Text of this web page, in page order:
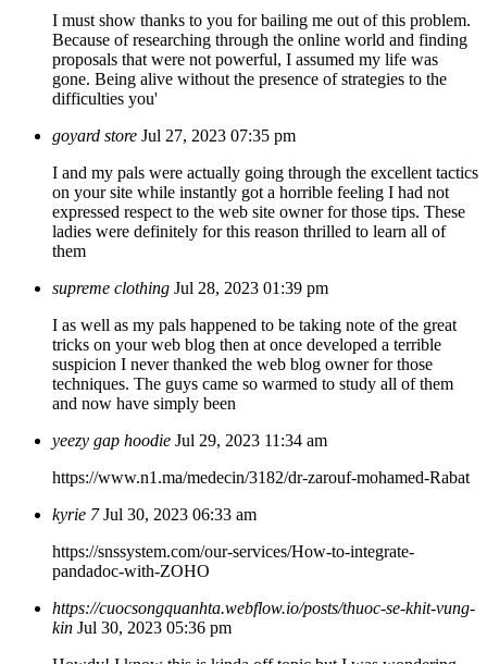
I must show thanks to you for bailing me out of this problem.
Because of researching through the online world and finding
proposals that were not powerful, I assumed my life was
gone. Being alive without the presence of strategies to the
difficulties you'
goyard store Jul 27, 2023 07:35 pm
I and my pals were actually going through the excellent tactics
on your site while instantly got a horrible feeling I had not
expressed respect to the web site owner for those tips. These
ladies were definitely for this reason thrilled to learn all of
them
supreme clothing Jul 28, 2023 01:39 pm
I as well as my pals happened to be taking note of the great
tricks on your web blog then at once developed a terrible
suspicion I never thanked the web blog owner for those
techniques. The guys came so warmed to study all of them
and now have simply been
yeezy gap hoodie Jul 29, 2023 11:34 am
https://www.n1.ma/medecin/3182/dr-zarouf-mohamed-Rabat
kyrie 7 Jul 30, 2023 06:33 am
https://snssystem.com/our-services/How-to-integrate-
pandadoc-with-ZOHO
https://cuocsongquanhta.webflow.io/posts/thuoc-se-khit-vung-
kin Jul 30, 2023 05:36 pm